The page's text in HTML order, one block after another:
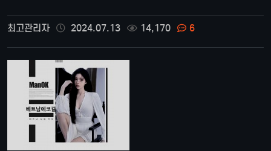
최고관리자 2024.07.13 14,170 6